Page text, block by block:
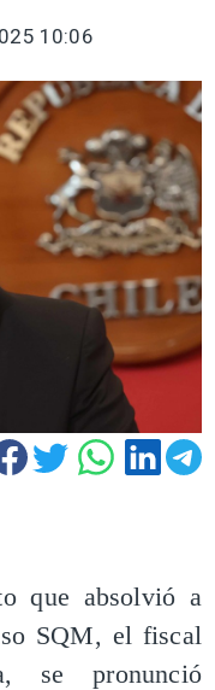
10:06
que absolvió a
SQM, el fiscal
se pronunció